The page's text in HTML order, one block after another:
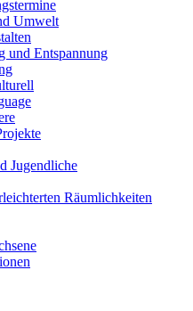
Umwelt
und Entspannung
Jugendliche
Räumlichkeiten